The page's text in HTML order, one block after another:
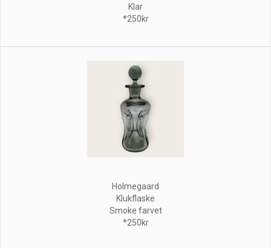
Klar
*250kr
Holmegaard
Klukflaske
Smoke farvet
*250kr